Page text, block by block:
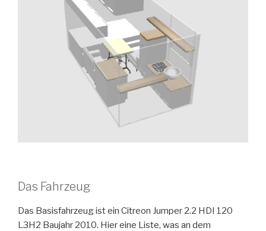
Das Fahrzeug
Das Basisfahrzeug ist ein Citreon Jumper 2.2 HDI 120
L3H2 Baujahr 2010. Hier eine Liste, was an dem